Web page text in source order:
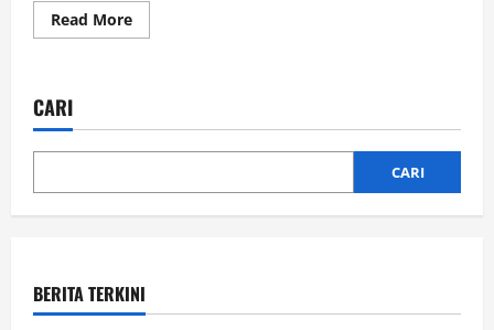
Read More
CARI
CARI
BERITA TERKINI